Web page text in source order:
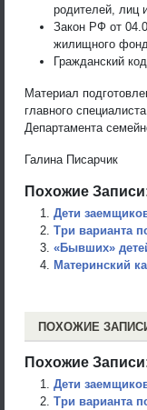
родителей, лиц
Закон РФ от
жилищного
Гражданский
Материал
главного
Департамента
Галина Писарчик
Похожие
Дети
Три варианта
«Бывших»
Материнский
ПОХОЖИЕ
Похожие
Дети
Три варианта